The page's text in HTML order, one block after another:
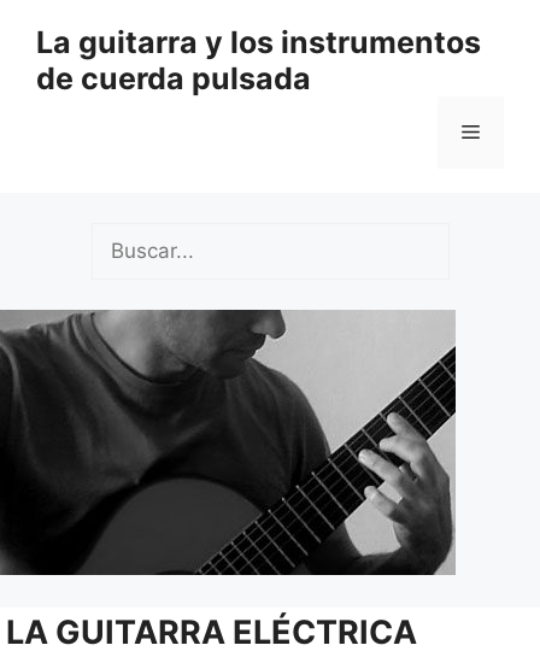
contenido
La guitarra y los instrumentos
de cuerda pulsada
Menú
LA GUITARRA ELÉCTRICA